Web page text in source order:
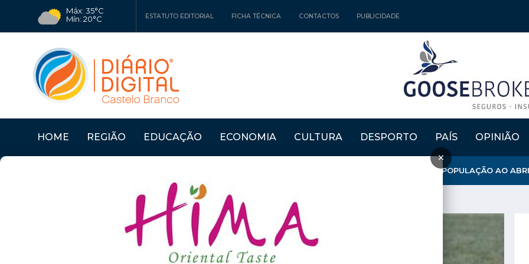
Máx: 35°C
Mín: 20°C
ESTATUTO EDITORIAL FICHA TÉCNICA CONTACTOS PUBLICIDADE
HOME REGIÃO EDUCAÇÃO ECONOMIA CULTURA DESPORTO PAÍS OPINIÃO
×
PROENÇA A NOVA: MUNICÍPIO REFORÇA APOSTA NA FIXAÇÃO DE POPULAÇÃO AO